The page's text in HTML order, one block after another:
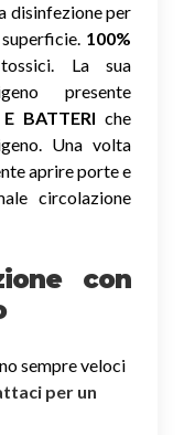
disinfezione per
100%
La sua
presente
BATTERI che
Una volta
aprire porte e
circolazione
con
sempre veloci
per un